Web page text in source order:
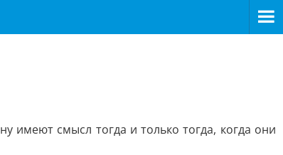
имеют смысл тогда и только тогда, когда они